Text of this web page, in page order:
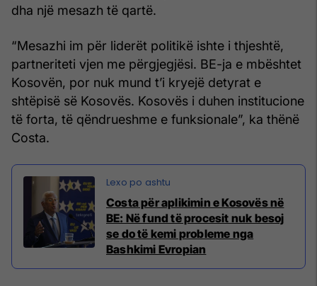
dha një mesazh të qartë.
“Mesazhi im për liderët politikë ishte i thjeshtë,
partneriteti vjen me përgjegjësi. BE-ja e mbështet
Kosovën, por nuk mund t’i kryejë detyrat e
shtëpisë së Kosovës. Kosovës i duhen institucione
të forta, të qëndrueshme e funksionale”, ka thënë
Costa.
Costa për aplikimin e Kosovës në
BE: Në fund të procesit nuk besoj
se do të kemi probleme nga
Bashkimi Evropian